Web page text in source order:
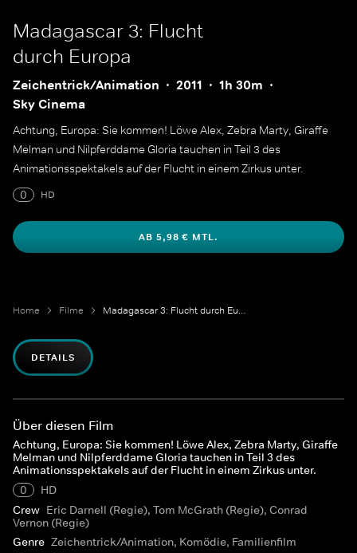
Madagascar 3: Flucht
durch Europa
Zeichentrick/Animation 2011
1h 30m
Sky Cinema
Achtung, Europa: Sie kommen! Löwe Alex, Zebra Marty, Giraffe
Melman und Nilpferddame Gloria tauchen in Teil 3 des
Animationsspektakels auf der Flucht in einem Zirkus unter.
0
HD
AB 5,98 € MTL.
Home Filme Madagascar 3: Flucht durch Europa
DETAILS
Über diesen Film
Achtung, Europa: Sie kommen! Löwe Alex, Zebra Marty, Giraffe
Melman und Nilpferddame Gloria tauchen in Teil 3 des
Animationsspektakels auf der Flucht in einem Zirkus unter.
0
HD
Crew Eric Darnell (Regie), Tom McGrath (Regie), Conrad
Vernon (Regie)
Genre Zeichentrick/Animation, Komödie, Familienfilm